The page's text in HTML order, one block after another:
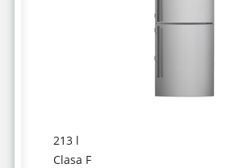
213 l
Clasa F